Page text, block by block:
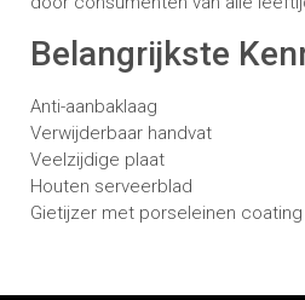
Belangrijkste
Anti-aanbaklaag
Verwijderbaar handvat
Veelzijdige plaat
Houten serveerblad
Gietijzer met porseleinen coating